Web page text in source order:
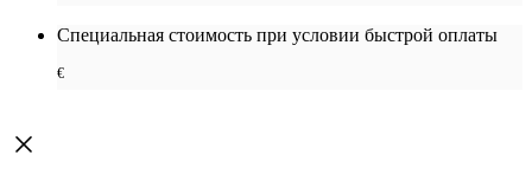
Специальная cтоимость при условии быстрой оплаты
€